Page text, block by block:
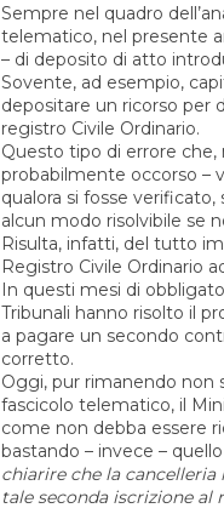
Sempre nel quadro
telematico, nel presente
– di deposito di atto
Sovente, ad esempio,
depositare un ricorso per
registro Civile Ordinario.
Questo tipo di errore
probabilmente occorso –
qualora si fosse
alcun modo risolvibile se
Risulta, infatti, del tutto
Registro Civile Ordinario
In questi mesi di
Tribunali hanno risolto il
a pagare un secondo
corretto.
Oggi, pur rimanendo non
fascicolo telematico, il
come non debba essere
bastando – invece –
chiarire che la
tale seconda iscrizione al